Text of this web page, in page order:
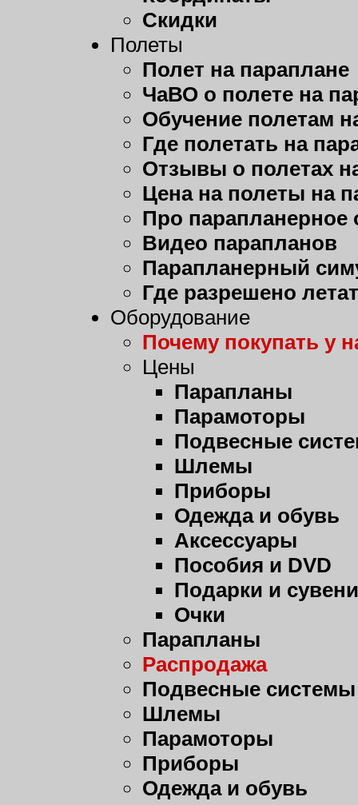
Скидки
Полеты
Полет на параплане
ЧаВО о полете на
Обучение полетам
Где полетать на
Отзывы о полетах
Цена на полеты на
Про парапланерное
Видео парапланов
Парапланерный
Где разрешено
Оборудование
Почему покупать у
Цены
Парапланы
Парамоторы
Подвесные
Шлемы
Приборы
Одежда и обувь
Аксессуары
Пособия и DVD
Подарки и
Очки
Парапланы
Распродажа
Подвесные системы
Шлемы
Парамоторы
Приборы
Одежда и обувь